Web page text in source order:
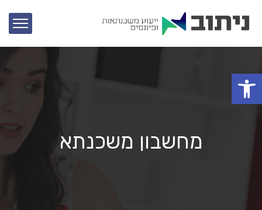
פתח סרגל נגישות
מחשבון משכנתא